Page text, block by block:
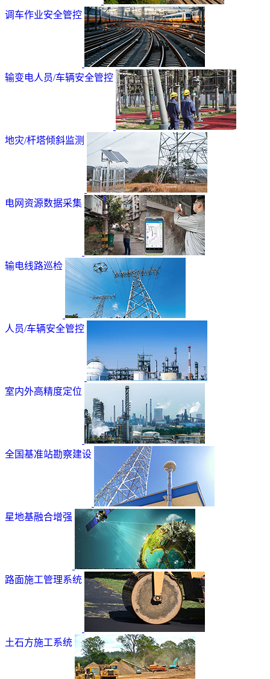
调车作业安全管控
输变电人员/车辆安全管控
地灾/杆塔倾斜监测
电网资源数据采集
输电线路巡检
人员/车辆安全管控
室内外高精度定位
全国基准站勘察建设
星地基融合增强
路面施工管理系统
土石方施工系统